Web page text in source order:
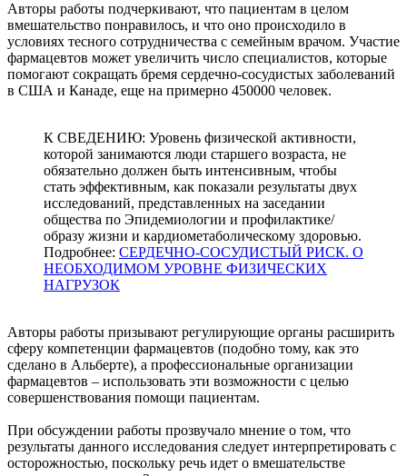
Авторы работы подчеркивают, что пациентам в целом
вмешательство понравилось, и что оно происходило в
условиях тесного сотрудничества с семейным врачом. Участие
фармацевтов может увеличить число специалистов, которые
помогают сокращать бремя сердечно-сосудистых заболеваний
в США и Канаде, еще на примерно 450000 человек.
К СВЕДЕНИЮ: Уровень физической активности,
которой занимаются люди старшего возраста, не
обязательно должен быть интенсивным, чтобы
стать эффективным, как показали результаты двух
исследований, представленных на заседании
общества по Эпидемиологии и профилактике/
образу жизни и кардиометаболическому здоровью.
Подробнее: СЕРДЕЧНО-СОСУДИСТЫЙ РИСК. О
НЕОБХОДИМОМ УРОВНЕ ФИЗИЧЕСКИХ
НАГРУЗОК
Авторы работы призывают регулирующие органы расширить
сферу компетенции фармацевтов (подобно тому, как это
сделано в Альберте), а профессиональные организации
фармацевтов – использовать эти возможности с целью
совершенствования помощи пациентам.
При обсуждении работы прозвучало мнение о том, что
результаты данного исследования следует интерпретировать с
осторожностью, поскольку речь идет о вмешательстве